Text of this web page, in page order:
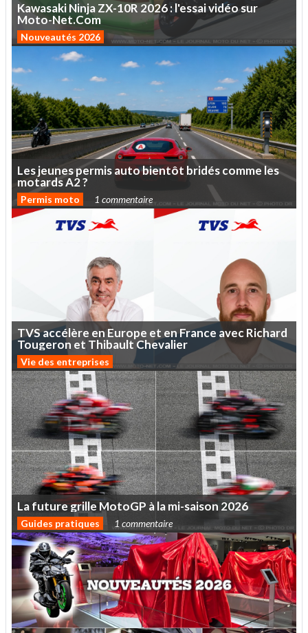
KawasakiNinjaZX-10R 2026:l'essaividéosur
Moto-Net.Com
Nouveautés 2026
Lesjeunespermisautobientôt bridéscommeles
motardsA2?
Permis moto 1 commentaire
TVSaccélère enEurope et enFrance avecRichard
Tougeron et Thibault Chevalier
Vie des entreprises
Lafuturegrille MotoGP àlami-saison 2026
Guides pratiques 1 commentaire